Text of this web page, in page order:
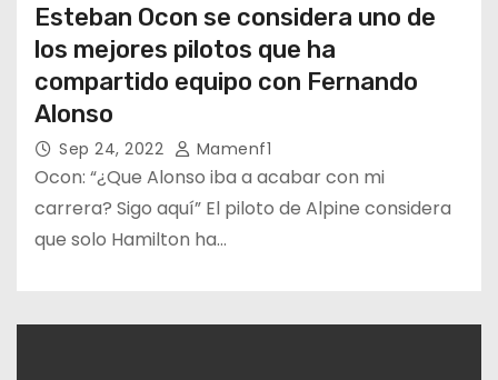
Esteban Ocon se considera uno de
los mejores pilotos que ha
compartido equipo con Fernando
Alonso
Sep 24, 2022 Mamenf1
Ocon: “¿Que Alonso iba a acabar con mi
carrera? Sigo aquí” El piloto de Alpine considera
que solo Hamilton ha…